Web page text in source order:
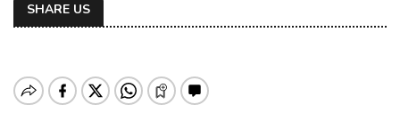
SHARE US